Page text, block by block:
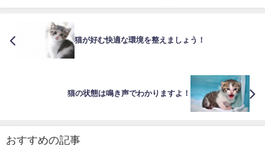
猫が好む快適な環境を整えましょう！
猫の状態は鳴き声でわかりますよ！
おすすめの記事